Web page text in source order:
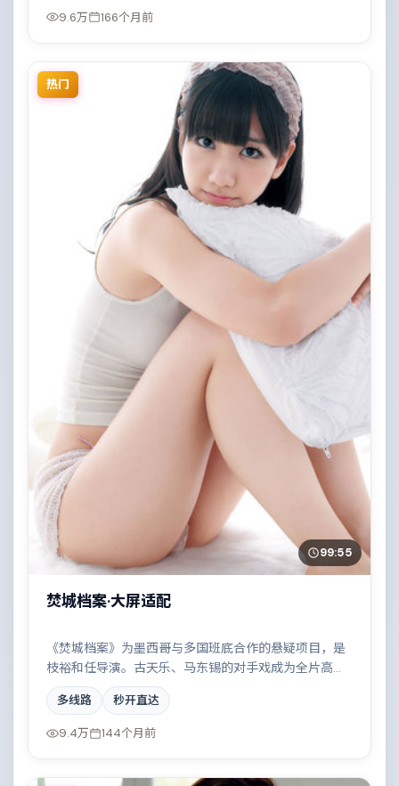
白耐人寻味。
9.6万 166个月前
热门
99:55
焚城档案·大屏适配
《焚城档案》为墨西哥与多国班底合作的悬疑项目，是
枝裕和任导演。古天乐、马东锡的对手戏成为全片高
光，小人物在时代洪流中的抉择令人唏嘘。配乐与摄影
风格统一，具备院线质感。
多线路 秒开直达
9.4万 144个月前